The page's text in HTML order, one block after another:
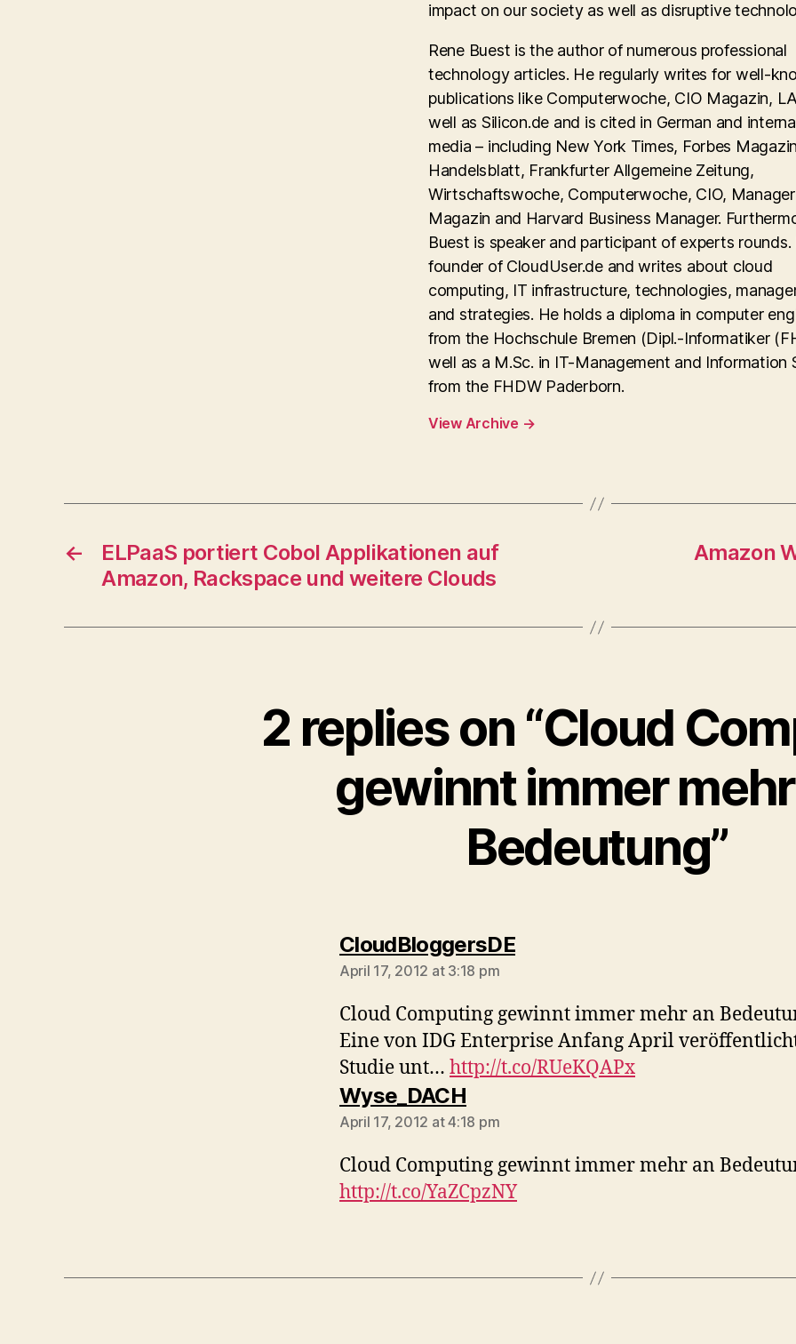
impact on our society as well as disruptive
Rene Buest is the author of numerous professional
technology articles. He regularly writes for well-
publications like Computerwoche, CIO Magazin,
well as Silicon.de and is cited in German and
media – including New York Times, Forbes
Handelsblatt, Frankfurter Allgemeine Zeitung,
Wirtschaftswoche, Computerwoche, CIO, Manager
Magazin and Harvard Business Manager.
Buest is speaker and participant of experts rounds.
founder of CloudUser.de and writes about cloud
computing, IT infrastructure, technologies,
and strategies. He holds a diploma in computer
from the Hochschule Bremen (Dipl.-Informatiker
well as a M.Sc. in IT-Management and Information
from the FHDW Paderborn.
View Archive →
←
ELPaaS portiert Cobol Applikationen auf
Amazon, Rackspace und weitere Clouds
Amazon
2 replies on “Cloud
gewinnt immer
Bedeutung”
CloudBloggersDEsays:
April 17, 2012 at 3:18 pm
Cloud Computing gewinnt immer mehr an
Eine von IDG Enterprise Anfang April
Studie unt… http://t.co/RUeKQAPx
Wyse_DACH
April 17, 2012 at 4:18 pm
Cloud Computing gewinnt immer mehr an
http://t.co/YaZCpzNY